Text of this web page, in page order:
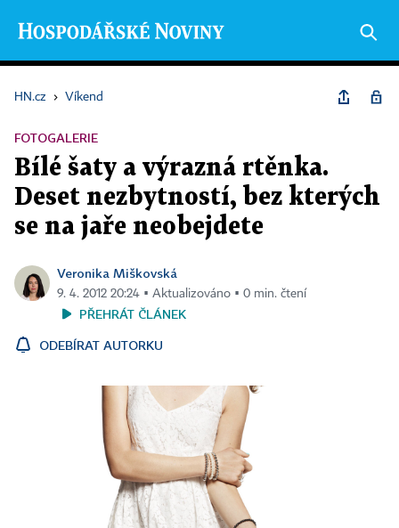
HN.cz › Víkend
FOTOGALERIE
Bílé šaty a výrazná rtěnka.
Deset nezbytností, bez kterých
se na jaře neobejdete
Veronika Miškovská
9. 4. 2012 20:24 ▪ Aktualizováno ▪ 0 min. čtení
PŘEHRÁT ČLÁNEK
ODEBÍRAT AUTORKU